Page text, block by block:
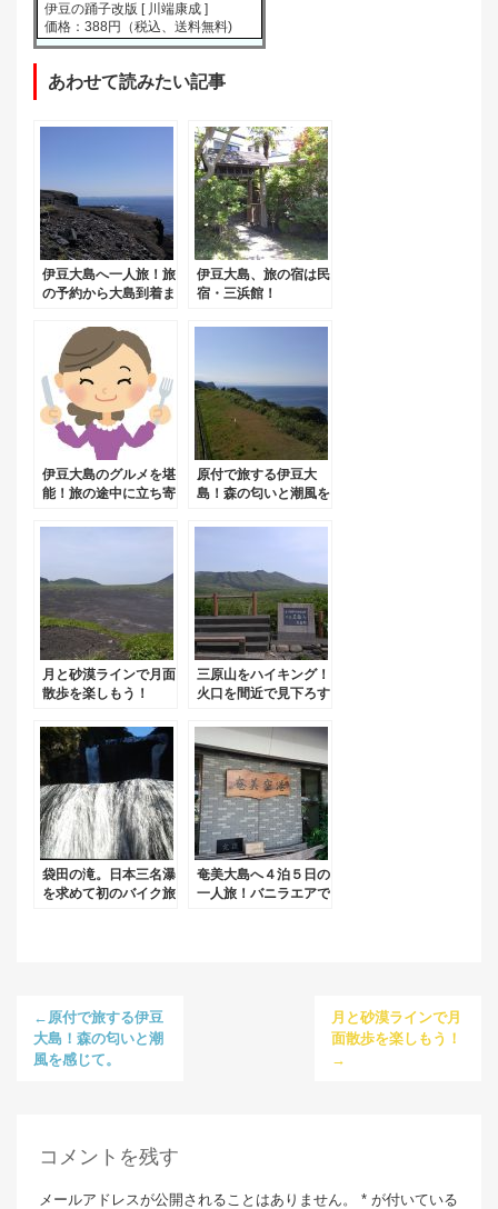
伊豆の踊子改版 [ 川端康成 ]
価格：388円（税込、送料無料)
あわせて読みたい記事
伊豆大島へ一人旅！旅
の予約から大島到着ま
伊豆大島、旅の宿は民
宿・三浜館！
伊豆大島のグルメを堪
能！旅の途中に立ち寄
原付で旅する伊豆大
島！森の匂いと潮風を
月と砂漠ラインで月面
散歩を楽しもう！
三原山をハイキング！
火口を間近で見下ろす
袋田の滝。日本三名瀑
を求めて初のバイク旅
奄美大島へ４泊５日の
一人旅！バニラエアで
←原付で旅する伊豆
大島！森の匂いと潮
風を感じて。
月と砂漠ラインで月
面散歩を楽しもう！
→
コメントを残す
メールアドレスが公開されることはありません。 * が付いている